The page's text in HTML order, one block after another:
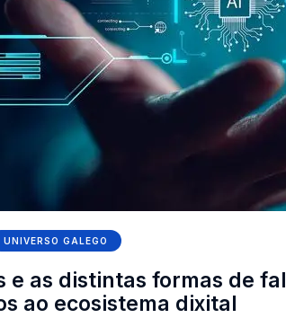
UNIVERSO GALEGO
e as distintas formas de
ao ecosistema dixital